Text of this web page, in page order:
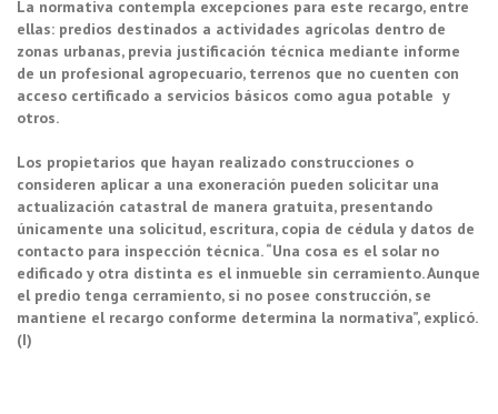
La normativa contempla excepciones para este recargo, entre
ellas: predios destinados a actividades agrícolas dentro de
zonas urbanas, previa justificación técnica mediante informe
de un profesional agropecuario, terrenos que no cuenten con
acceso certificado a servicios básicos como agua potable y
otros.
Los propietarios que hayan realizado construcciones o
consideren aplicar a una exoneración pueden solicitar una
actualización catastral de manera gratuita, presentando
únicamente una solicitud, escritura, copia de cédula y datos de
contacto para inspección técnica. “Una cosa es el solar no
edificado y otra distinta es el inmueble sin cerramiento. Aunque
el predio tenga cerramiento, si no posee construcción, se
mantiene el recargo conforme determina la normativa”, explicó.
(I)